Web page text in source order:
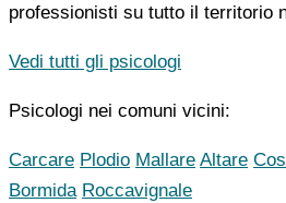
professionisti su tutto il territorio
Vedi tutti gli psicologi
Psicologi nei comuni vicini:
Carcare Plodio Mallare Altare
Bormida Roccavignale